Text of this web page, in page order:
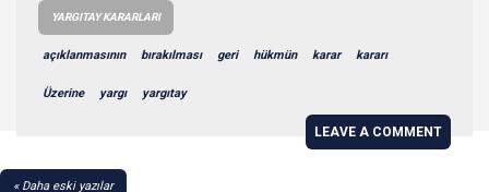
YARGITAY KARARLARI
açıklanmasının bırakılması geri hükmün karar kararı
Üzerine yargı yargıtay
LEAVE A COMMENT
YAZI
Daha eski yazılar